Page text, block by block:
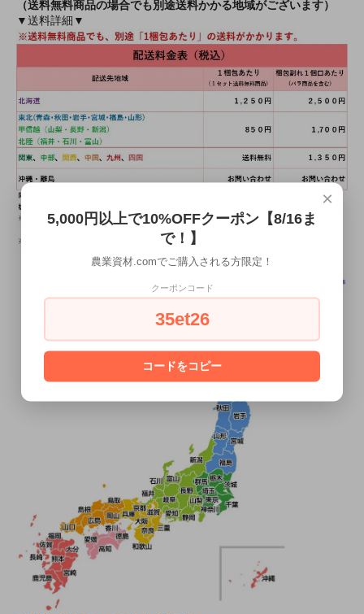
（送料無料商品の場合でも別途送料かかる地域がございます）
▼送料詳細▼
×
5,000円以上で10%OFFクーポン【8/16ま
で！】
農業資材.comでご購入される方限定！
クーポンコード
35et26
コードをコピー